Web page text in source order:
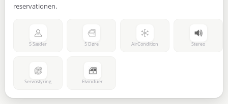
reservationen.
5 Sæder 5 Døre AirCondition Stereo
Servostyring Elvinduer